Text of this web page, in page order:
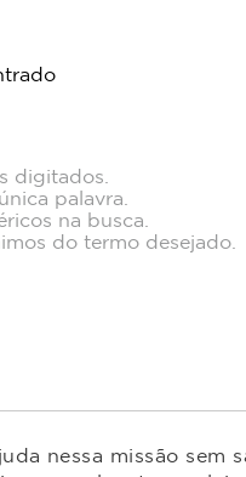
digitados.
palavra.
na busca.
do termo desejado.
nessa missão sem